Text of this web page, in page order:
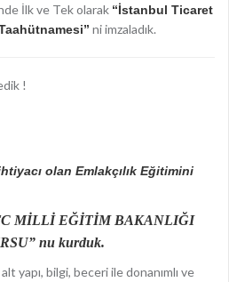
İlk ve Tek olarak “İstanbul Ticaret
ni imzaladık.
!
olan Emlakçılık Eğitimini
MİLLİ EĞİTİM BAKANLIĞI
nu kurduk.
yapı, bilgi, beceri ile donanımlı ve